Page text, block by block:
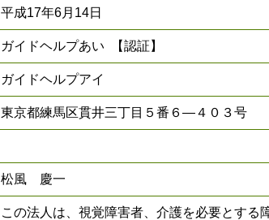
平成17年6月14日
ガイドヘルプあい 【認証】
ガイドヘルプアイ
東京都練馬区貫井三丁目５番６―４０３号
松風 慶一
この法人は、視覚障害者、介護を必要とする